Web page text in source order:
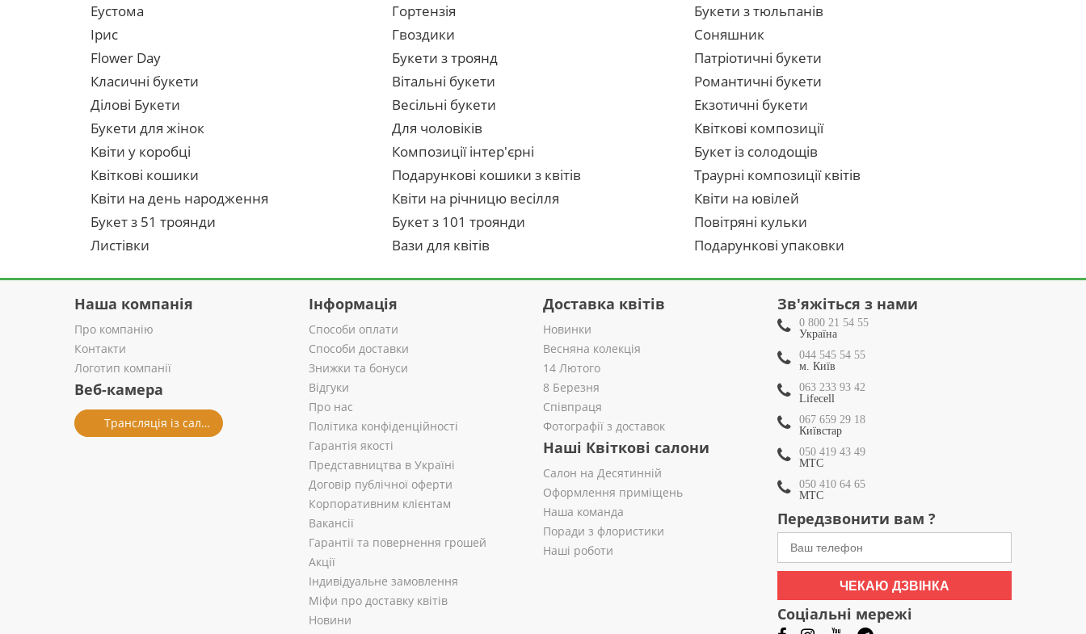
Еустома
Гортензія
Букети з тюльпанів
Ірис
Гвоздики
Соняшник
Flower Day
Букети з троянд
Патріотичні букети
Класичні букети
Вітальні букети
Романтичні букети
Ділові Букети
Весільні букети
Екзотичні букети
Букети для жінок
Для чоловіків
Квіткові композиції
Квіти у коробці
Композиції інтер'єрні
Букет із солодощів
Квіткові кошики
Подарункові кошики з квітів
Траурні композиції квітів
Квіти на день народження
Квіти на річницю весілля
Квіти на ювілей
Букет з 51 троянди
Букет з 101 троянди
Повітряні кульки
Листівки
Вази для квітів Подарункові упаковки
Наша компанія
Про компанію
Контакти
Логотип компанії
Веб-камера
Трансляція із салону
Інформація
Способи оплати
Способи доставки
Знижки та бонуси
Відгуки
Про нас
Політика конфіденційності
Гарантія якості
Представництва в Україні
Договір публічної оферти
Корпоративним клієнтам
Вакансії
Гарантії та повернення грошей
Акції
Індивідуальне замовлення
Міфи про доставку квітів
Новини
Доставка квітів
Новинки
Весняна колекція
14 Лютого
8 Березня
Співпраця
Фотографії з доставок
Наші Квіткові салони
Салон на Десятинній
Оформлення приміщень
Наша команда
Поради з флористики
Наші роботи
Зв'яжіться з нами
0 800 21 54 55
Україна
044 545 54 55
м. Київ
063 233 93 42
Lifecell
067 659 29 18
Київстар
050 419 43 49
МТС
050 410 64 65
МТС
Передзвонити вам ?
ЧЕКАЮ ДЗВІНКА
Соціальні мережі